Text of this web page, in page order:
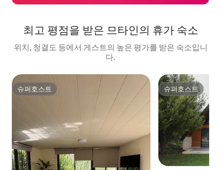
최고 평점을 받은 므타인의 휴가 숙소
위치, 청결도 등에서 게스트의 높은 평가를 받은 숙소입니
다.
슈퍼호스트
슈퍼호스트 슈퍼호스트
슈퍼호스트